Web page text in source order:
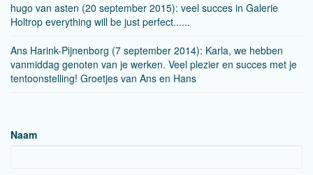
hugo van asten (20 september 2015): veel succes in Galerie
Holtrop everything will be just perfect......
Ans Harink-Pijnenborg (7 september 2014): Karla, we hebben
vanmiddag genoten van je werken. Veel plezier en succes met je
tentoonstelling! Groetjes van Ans en Hans
Naam